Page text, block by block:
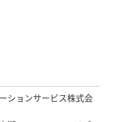
ションサービス株式会